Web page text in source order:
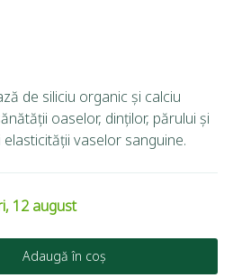
de siliciu organic și calciu
oaselor, dinților, părului și
vaselor sanguine.
12 august
Adaugă în coș